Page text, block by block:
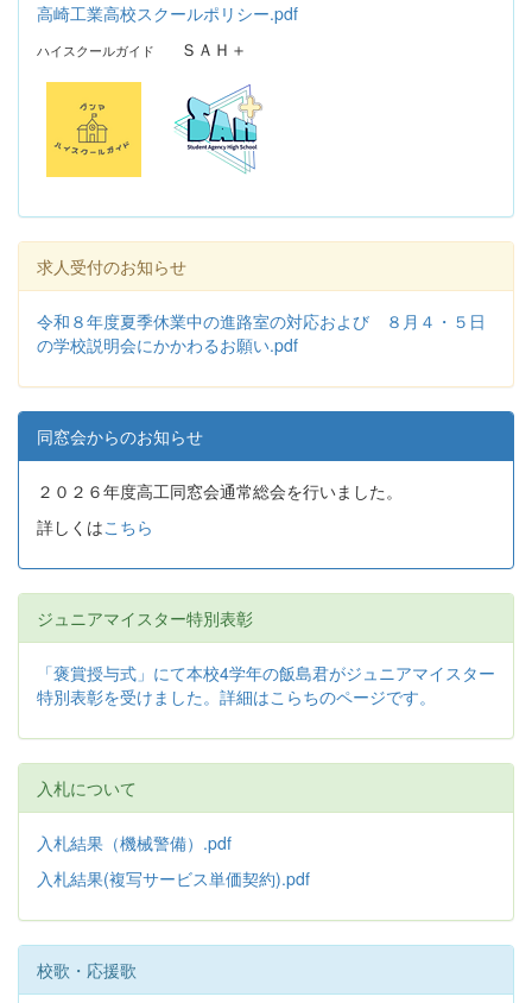
高崎工業高校スクールポリシー.pdf
ハイスクールガイド ＳＡＨ＋
求人受付のお知らせ
令和８年度夏季休業中の進路室の対応および ８月４・５日
の学校説明会にかかわるお願い.pdf
同窓会からのお知らせ
２０２６年度高工同窓会通常総会を行いました。
詳しくはこちら
ジュニアマイスター特別表彰
「褒賞授与式」にて本校4学年の飯島君がジュニアマイスター
特別表彰を受けました。詳細はこらちのページです。
入札について
入札結果（機械警備）.pdf
入札結果(複写サービス単価契約).pdf
校歌・応援歌